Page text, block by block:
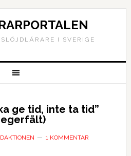
I SVERIGE
ge tid, inte ta tid”
1 KOMMENTAR